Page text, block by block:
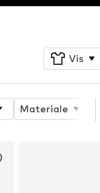
Vis
Materiale